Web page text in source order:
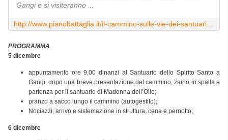
Gangi e si visiteranno ...
PROGRAMMA
5 dicembre
appuntamento ore 9,00 dinanzi al Santuario dello Spirito Santo a
Gangi, dopo una breve presentazione del cammino, zaino in spalla e
partenza per il santuario di Madonna dell’Olio;
pranzo a sacco lungo il cammino (autogestito);
Nociazzi, arrivo e sistemazione in struttura, cena e pernotto;
6 dicembre